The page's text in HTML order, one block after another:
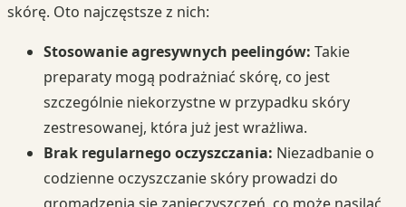
skórę. Oto najczęstsze z nich:
Stosowanie agresywnych peelingów: Takie
preparaty mogą podrażniać skórę, co jest
szczególnie niekorzystne w przypadku skóry
zestresowanej, która już jest wrażliwa.
Brak regularnego oczyszczania: Niezadbanie o
codzienne oczyszczanie skóry prowadzi do